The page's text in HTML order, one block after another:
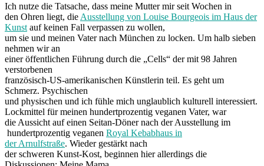
Ich nutze die Tatsache, dass meine Mutter mir seit Wochen in
den Ohren liegt, die Ausstellung von Louise Bourgeois im Haus der
Kunst auf keinen Fall verpassen zu wollen,
um sie und meinen Vater nach München zu locken. Um halb sieben
nehmen wir an
einer öffentlichen Führung durch die „Cells“ der mit 98 Jahren
verstorbenen
französisch-US-amerikanischen Künstlerin teil. Es geht um
Schmerz. Psychischen
und physischen und ich fühle mich unglaublich kulturell interessiert.
Lockmittel für meinen hundertprozentig veganen Vater, war
die Aussicht auf einen Seitan-Döner nach der Ausstellung im
hundertprozentig veganen Royal Kebabhaus in
der Arnulfstraße. Wieder gestärkt nach
der schweren Kunst-Kost, beginnen hier allerdings die